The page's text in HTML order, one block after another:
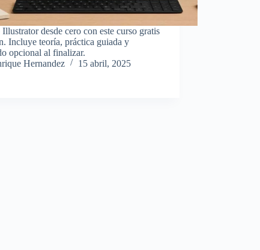
desde cero con este curso gratis
Incluye teoría, práctica guiada y
opcional al finalizar.
Hernandez
15 abril, 2025